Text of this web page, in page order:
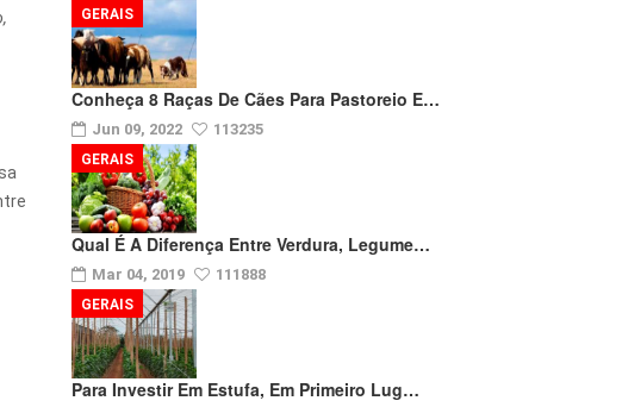
Conheça 8 Raças De Cães Para Pastoreio E…
Jun 09, 2022 113235
GERAIS
Qual É A Diferença Entre Verdura, Legume…
Mar 04, 2019 111888
GERAIS
Para Investir Em Estufa, Em Primeiro Lug…
GERAIS